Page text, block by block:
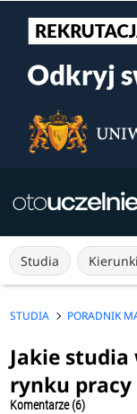
Studia
STUDIA PORADNIK
Jakie
rynku pracy
Komentarze (6)